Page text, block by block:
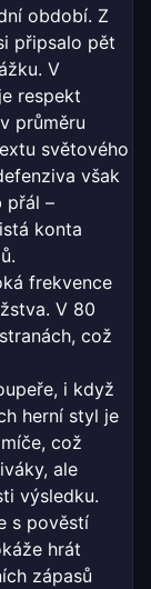
období. Z
připsalo pět
V
respekt
průměru
světového
však
přál –
konta
frekvence
V 80
což
i když
herní styl je
což
ale
výsledku.
s pověstí
hrát
zápasů